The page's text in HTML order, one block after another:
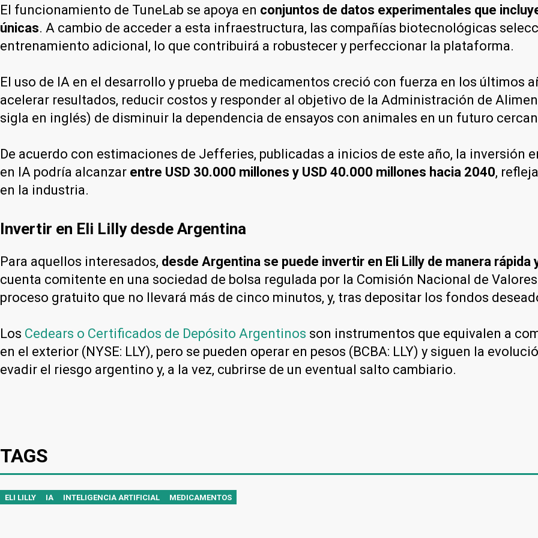
El funcionamiento de TuneLab se apoya en conjuntos de datos experimentales que
únicas. A cambio de acceder a esta infraestructura, las compañías biotecnológicas
entrenamiento adicional, lo que contribuirá a robustecer y perfeccionar la plataforma.
El uso de IA en el desarrollo y prueba de medicamentos creció con fuerza en los últimos
acelerar resultados, reducir costos y responder al objetivo de la Administración de
sigla en inglés) de disminuir la dependencia de ensayos con animales en un futuro
De acuerdo con estimaciones de Jefferies, publicadas a inicios de este año, la inversión
en IA podría alcanzar entre USD 30.000 millones y USD 40.000 millones hacia 2040,
en la industria.
Invertir en Eli Lilly desde Argentina
Para aquellos interesados, desde Argentina se puede invertir en Eli Lilly de manera rápida
cuenta comitente en una sociedad de bolsa regulada por la Comisión Nacional de
proceso gratuito que no llevará más de cinco minutos, y, tras depositar los fondos
Los Cedears o Certificados de Depósito Argentinos son instrumentos que equivalen a
en el exterior (NYSE: LLY), pero se pueden operar en pesos (BCBA: LLY) y siguen la
evadir el riesgo argentino y, a la vez, cubrirse de un eventual salto cambiario.
TAGS
ELI LILLY IA INTELIGENCIA ARTIFICIAL MEDICAMENTOS